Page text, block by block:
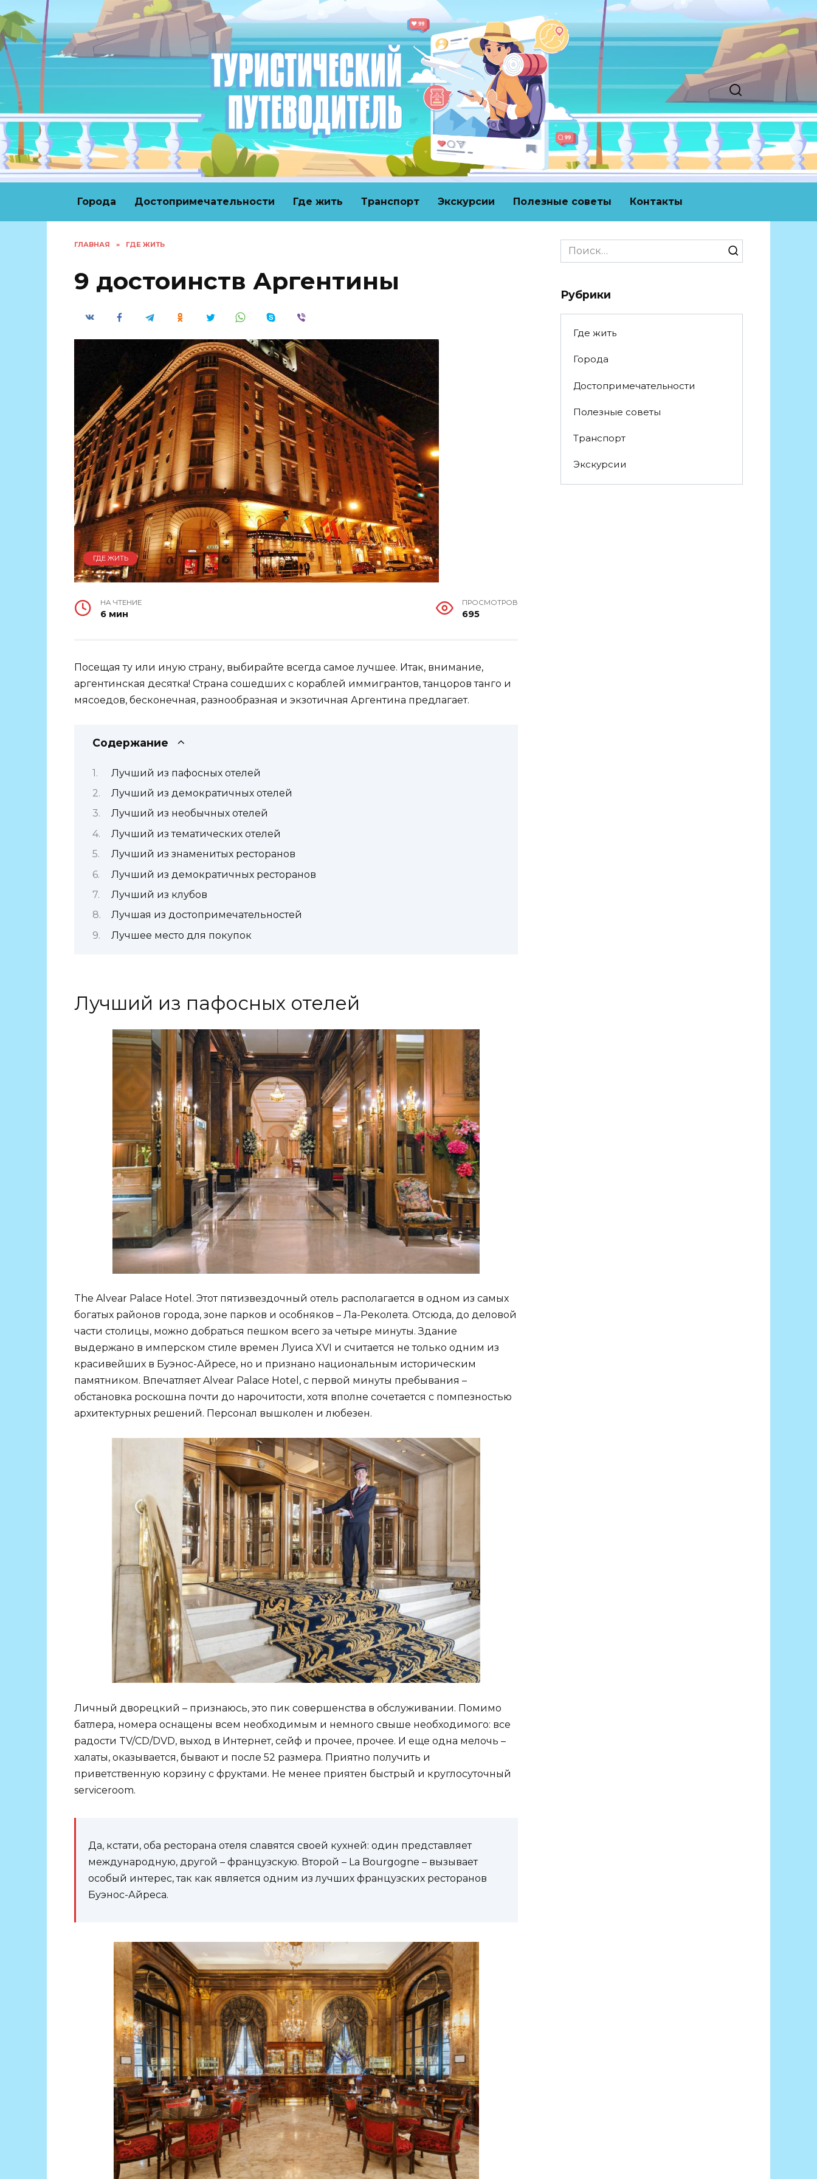
к
содержанию
Города Достопримечательности Где жить Транспорт Экскурсии Полезные советы Контакты
ГЛАВНАЯ » ГДЕ ЖИТЬ
9 достоинств Аргентины
ГДЕ ЖИТЬ
НА ЧТЕНИЕ
6 мин
ПРОСМОТРОВ
695
Посещая ту или иную страну, выбирайте всегда самое лучшее. Итак, внимание,
аргентинская десятка! Страна сошедших с кораблей иммигрантов, танцоров танго и
мясоедов, бесконечная, разнообразная и экзотичная Аргентина предлагает.
Содержание
Лучший из пафосных отелей
Лучший из демократичных отелей
Лучший из необычных отелей
Лучший из тематических отелей
Лучший из знаменитых ресторанов
Лучший из демократичных ресторанов
Лучший из клубов
Лучшая из достопримечательностей
Лучшее место для покупок
Лучший из пафосных отелей
The Alvear Palace Hotel. Этот пятизвездочный отель располагается в одном из самых
богатых районов города, зоне парков и особняков – Ла-Реколета. Отсюда, до деловой
части столицы, можно добраться пешком всего за четыре минуты. Здание
выдержано в имперском стиле времен Луиса XVI и считается не только одним из
красивейших в Буэнос-Айресе, но и признано национальным историческим
памятником. Впечатляет Alvear Palace Hotel, с первой минуты пребывания –
обстановка роскошна почти до нарочитости, хотя вполне сочетается с помпезностью
архитектурных решений. Персонал вышколен и любезен.
Личный дворецкий – признаюсь, это пик совершенства в обслуживании. Помимо
батлера, номера оснащены всем необходимым и немного свыше необходимого: все
радости TV/CD/DVD, выход в Интернет, сейф и прочее, прочее. И еще одна мелочь –
халаты, оказывается, бывают и после 52 размера. Приятно получить и
приветственную корзину с фруктами. Не менее приятен быстрый и круглосуточный
serviceroom.
Да, кстати, оба ресторана отеля славятся своей кухней: один представляет
международную, другой – французскую. Второй – La Bourgogne – вызывает
особый интерес, так как является одним из лучших французских ресторанов
Буэнос-Айреса.
Search
for:
Рубрики
Где жить
Города
Достопримечательности
Полезные советы
Транспорт
Экскурсии